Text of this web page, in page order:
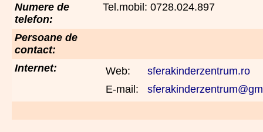
Numere de
telefon:
Tel.mobil: 0728.024.897
Persoane de
contact:
Internet:
Web:
sferakinderzentrum.ro
E-mail: